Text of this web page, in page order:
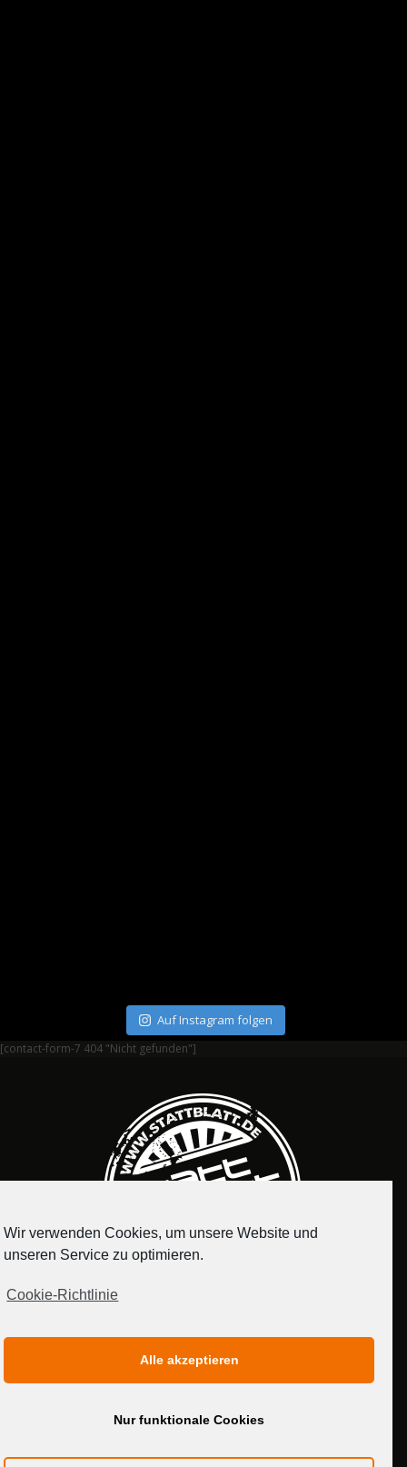
Auf Instagram folgen
[contact-form-7 404 "Nicht gefunden"]
MEDIADATEN
Wir verwenden Cookies, um unsere Website und
unseren Service zu optimieren.
Cookie-Richtlinie
Alle akzeptieren
Nur funktionale Cookies